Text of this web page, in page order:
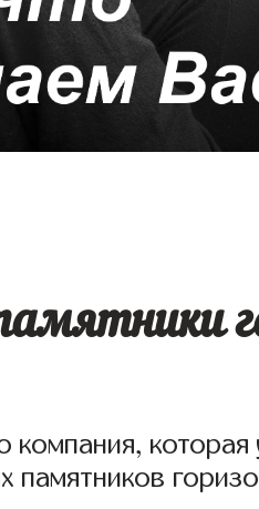
компания, которая
памятников